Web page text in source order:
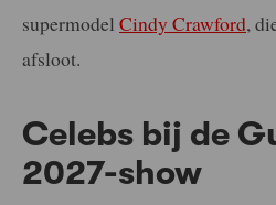
supermodel Cindy Crawford,
afsloot.
Celebs bij de
2027-show